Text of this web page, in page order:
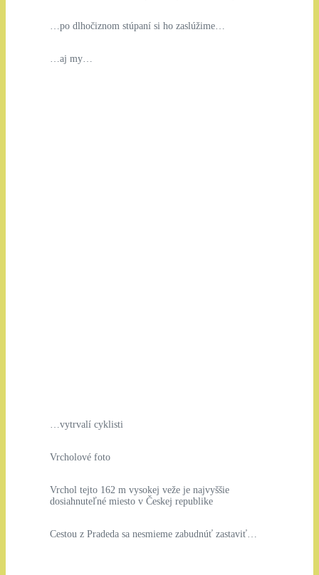
…po dlhočiznom stúpaní si ho zaslúžime…
…aj my…
…vytrvalí cyklisti
Vrcholové foto
Vrchol tejto 162 m vysokej veže je najvyššie
dosiahnuteľné miesto v Českej republike
Cestou z Pradeda sa nesmieme zabudnúť zastaviť…